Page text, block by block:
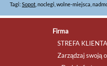
Tagi: Sopot , noclegi, wolne-miejsca,
Firma
STREFA KLIENTA
Zarządzaj swoją